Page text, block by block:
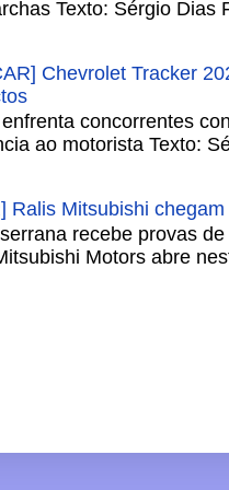
Texto: Sérgio Dias
Chevrolet Tracker
concorrentes
ao motorista Texto:
Ralis Mitsubishi
recebe provas
Motors abre